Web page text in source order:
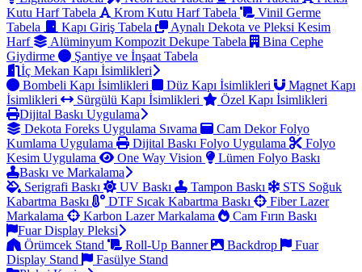
Kutu Harf Tabela
Krom Kutu Harf Tabela
Vinil Germe
Tabela
Kapı Giriş Tabela
Aynalı Dekota ve Pleksi Kesim
Harf
Alüminyum Kompozit Dekupe Tabela
Bina Cephe
Giydirme
Şantiye ve İnşaat Tabela
İç Mekan Kapı İsimlikleri
Bombeli Kapı İsimlikleri
Düz Kapı İsimlikleri
Magnet Kapı
İsimlikleri
Sürgülü Kapı İsimlikleri
Özel Kapı İsimlikleri
Dijital Baskı Uygulama
Dekota Foreks Uygulama Sıvama
Cam Dekor Folyo
Kumlama Uygulama
Dijital Baskı Folyo Uygulama
Folyo
Kesim Uygulama
One Way Vision
Lümen Folyo Baskı
Baskı ve Markalama
Serigrafi Baskı
UV Baskı Tampon Baskı
STS Soğuk
Kabartma Baskı
DTF Sıcak Kabartma Baskı
Fiber Lazer
Markalama
Karbon Lazer Markalama
Cam Fırın Baskı
Fuar Display Pleksi
Örümcek Stand
Roll-Up Banner Backdrop
Fuar
Display Stand
Fasülye Stand